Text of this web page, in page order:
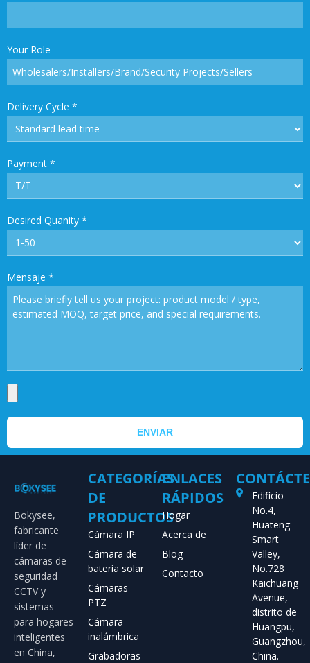
Your Role
Delivery Cycle *
Payment *
Desired Quanity *
Mensaje *
ENVIAR
Bokysee,
fabricante
líder de
cámaras de
seguridad
CCTV y
sistemas
para hogares
inteligentes
en China,
CATEGORÍAS
DE
PRODUCTOS
Cámara IP
Cámara de
batería solar
Cámaras
PTZ
Cámara
inalámbrica
Grabadoras
ENLACES
RÁPIDOS
Hogar
Acerca de
Blog
Contacto
Edificio
No.4,
Huateng
Smart
Valley,
No.728
Kaichuang
Avenue,
distrito de
Huangpu,
Guangzhou,
China.